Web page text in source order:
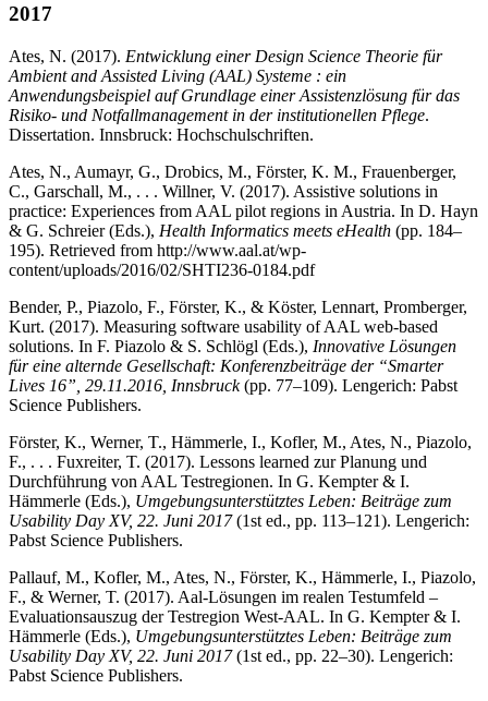
2017
Ates, N. (2017). Entwicklung einer Design Science Theorie für
Ambient and Assisted Living (AAL) Systeme : ein
Anwendungsbeispiel auf Grundlage einer Assistenzlösung für das
Risiko- und Notfallmanagement in der institutionellen Pflege.
Dissertation. Innsbruck: Hochschulschriften.
Ates, N., Aumayr, G., Drobics, M., Förster, K. M., Frauenberger,
C., Garschall, M., . . . Willner, V. (2017). Assistive solutions in
practice: Experiences from AAL pilot regions in Austria. In D. Hayn
& G. Schreier (Eds.), Health Informatics meets eHealth (pp. 184–
195). Retrieved from http://www.aal.at/wp-
content/uploads/2016/02/SHTI236-0184.pdf
Bender, P., Piazolo, F., Förster, K., & Köster, Lennart, Promberger,
Kurt. (2017). Measuring software usability of AAL web-based
solutions. In F. Piazolo & S. Schlögl (Eds.), Innovative Lösungen
für eine alternde Gesellschaft: Konferenzbeiträge der “Smarter
Lives 16”, 29.11.2016, Innsbruck(pp. 77–109). Lengerich: Pabst
Science Publishers.
Förster, K., Werner, T., Hämmerle, I., Kofler, M., Ates, N., Piazolo,
F., . . . Fuxreiter, T. (2017). Lessons learned zur Planung und
Durchführung von AAL Testregionen. In G. Kempter & I.
Hämmerle (Eds.), Umgebungsunterstütztes Leben: Beiträge zum
Usability Day XV, 22. Juni 2017(1st ed., pp. 113–121). Lengerich:
Pabst Science Publishers.
Pallauf, M., Kofler, M., Ates, N., Förster, K., Hämmerle, I., Piazolo,
F., & Werner, T. (2017). Aal-Lösungen im realen Testumfeld –
Evaluationsauszug der Testregion West-AAL. In G. Kempter & I.
Hämmerle (Eds.), Umgebungsunterstütztes Leben: Beiträge zum
Usability Day XV, 22. Juni 2017(1st ed., pp. 22–30). Lengerich:
Pabst Science Publishers.